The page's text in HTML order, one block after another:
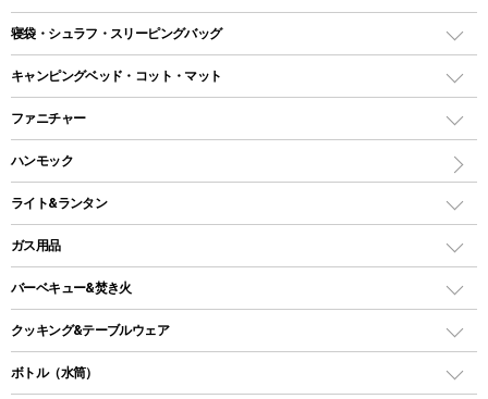
テント
ツールームテント
ワンポールテント
シェルターテント
ロッジ型・オリジナルテント
タープ
スクエアタープ（レクタタープ）
メッシュタープ
寝袋・シュラフ・スリーピングバッグ
レクタングラー型（封筒型）シュラフ
インナーシュラフ
キャンピングベッド・コット・マット
キャンピングベッド・コット
インフレータブルマット
ファニチャー
アウトドアテーブル
レジャーシート
ハンモック
ライト&ランタン
LEDランタン
ガスランタン
オイルランタン
LEDライト
ガス用品
ガスバーナー
ガス缶
バーベキュー&焚き火
バーベキューコンロ、グリル
焚き火台タイプ（ロースタイル）グリル
クッキング&テーブルウェア
ダッチオーブン
ボトル（水筒）